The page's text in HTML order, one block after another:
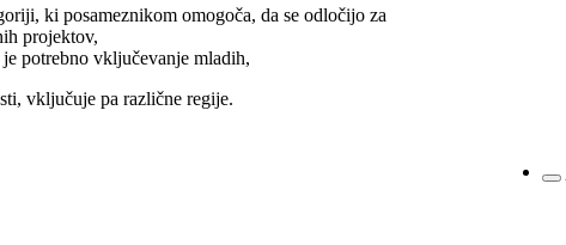
ki posameznikom omogoča, da se odločijo za
projektov,
potrebno vključevanje mladih,
vključuje pa različne regije.